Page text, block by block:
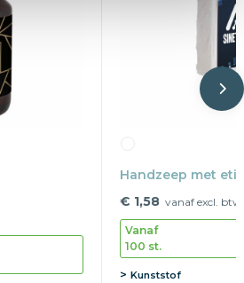
Handzeep met
€ 1,58 vanaf excl. btw
Vanaf
100 st.
Kunststof